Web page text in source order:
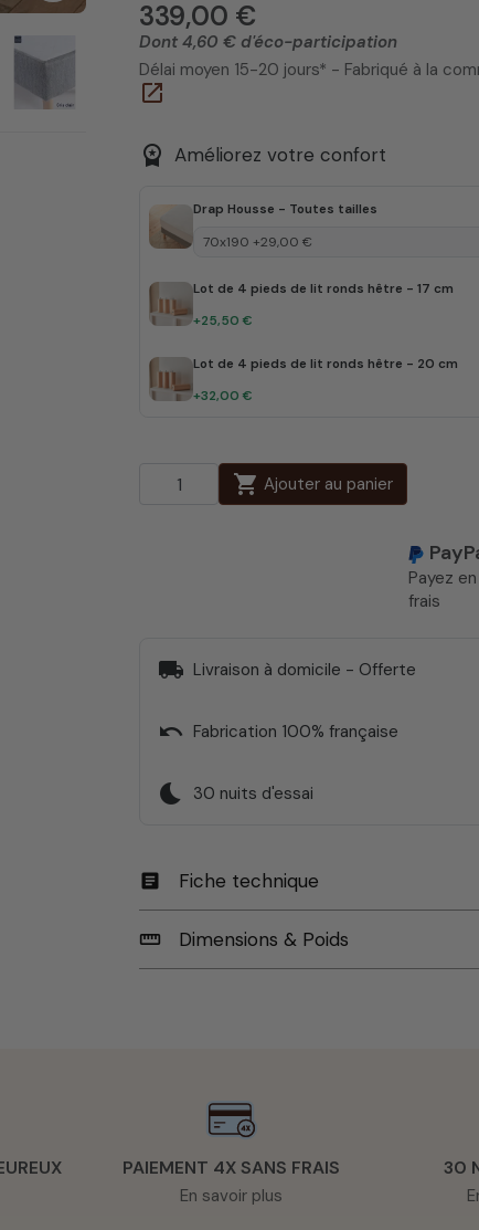
339,00 €
Dont 4,60 € d'éco-participation
Délai moyen 15-20 jours* - Fabriqué à la
open_in_new
workspace_premium Améliorez votre confort
Drap Housse - Toutes tailles
Lot de 4 pieds de lit ronds hêtre - 17 cm
+25,50 €
Lot de 4 pieds de lit ronds hêtre - 20 cm
+32,00 €
shopping_cart Ajouter au panier
Payez en
frais
local_shipping Livraison à domicile - Offerte
undo Fabrication 100% française
bedtime 30 nuits d'essai
article Fiche technique
straighten Dimensions & Poids
PAIEMENT 4X SANS FRAIS
En savoir plus
30